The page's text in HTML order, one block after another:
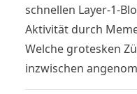
schnellen Layer-1-
Aktivität durch
Welche grotesken
inzwischen